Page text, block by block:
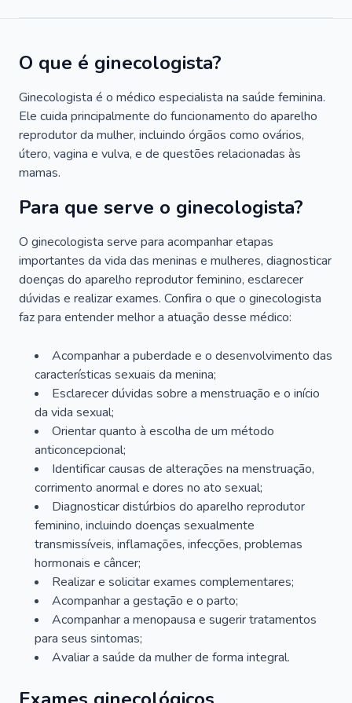
O que é ginecologista?
Ginecologista é o médico especialista na saúde feminina.
Ele cuida principalmente do funcionamento do aparelho
reprodutor da mulher, incluindo órgãos como ovários,
útero, vagina e vulva, e de questões relacionadas às
mamas.
Para que serve o ginecologista?
O ginecologista serve para acompanhar etapas
importantes da vida das meninas e mulheres, diagnosticar
doenças do aparelho reprodutor feminino, esclarecer
dúvidas e realizar exames. Confira o que o ginecologista
faz para entender melhor a atuação desse médico:
Acompanhar a puberdade e o desenvolvimento das
características sexuais da menina;
Esclarecer dúvidas sobre a menstruação e o início
da vida sexual;
Orientar quanto à escolha de um método
anticoncepcional;
Identificar causas de alterações na menstruação,
corrimento anormal e dores no ato sexual;
Diagnosticar distúrbios do aparelho reprodutor
feminino, incluindo doenças sexualmente
transmissíveis, inflamações, infecções, problemas
hormonais e câncer;
Realizar e solicitar exames complementares;
Acompanhar a gestação e o parto;
Acompanhar a menopausa e sugerir tratamentos
para seus sintomas;
Avaliar a saúde da mulher de forma integral.